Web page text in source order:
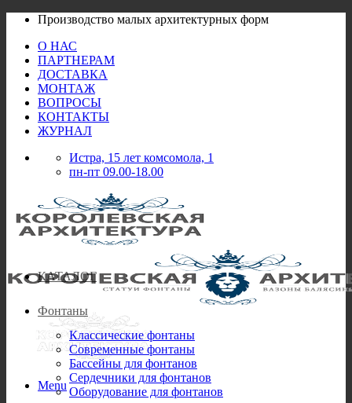
Skip
content
Производство малых архитектурных форм
О НАС
ПАРТНЕРАМ
ДОСТАВКА
МОНТАЖ
ВОПРОСЫ
КОНТАКТЫ
ЖУРНАЛ
Истра, 15 лет комсомола, 1
пн-пт 09.00-18.00
Menu
КАТАЛОГ
Фонтаны
Классические фонтаны
Современные фонтаны
Бассейны для фонтанов
Сердечники для фонтанов
Оборудование для фонтанов